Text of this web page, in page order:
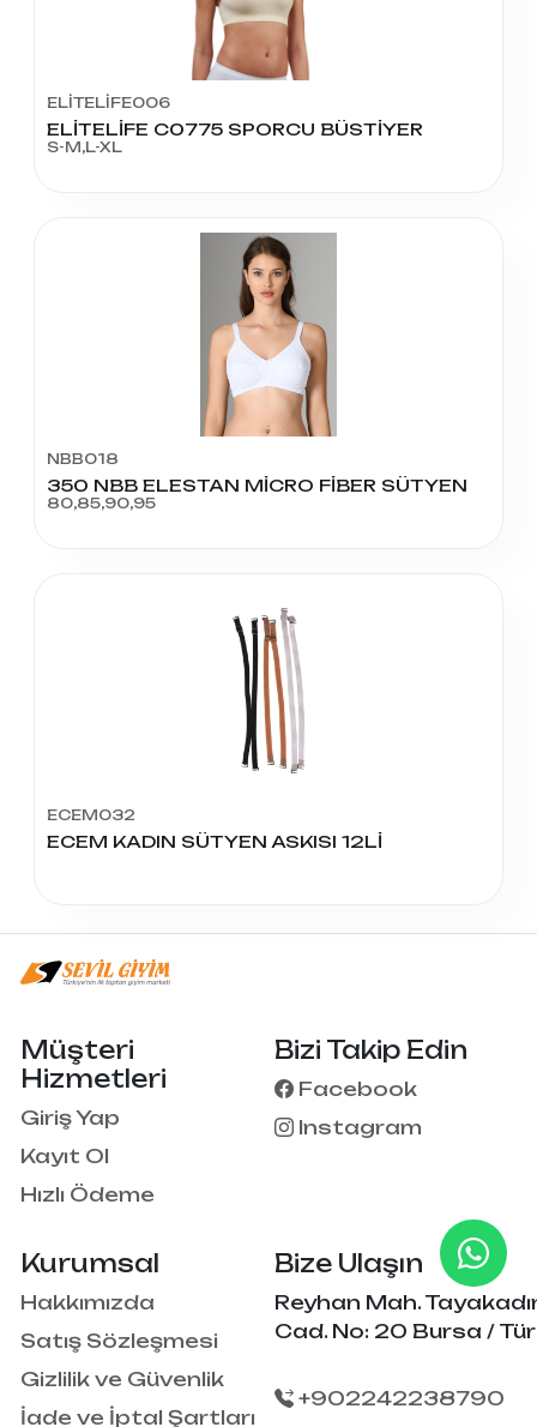
ELİTELİFE006
ELİTELİFE C0775 SPORCU BÜSTİYER
S-M,L-XL
NBB018
350 NBB ELESTAN MİCRO FİBER SÜTYEN
80,85,90,95
ECEM032
ECEM KADIN SÜTYEN ASKISI 12Lİ
Kurumsal
Hakkımızda
Satış Sözleşmesi
Gizlilik ve Güvenlik
İade ve İptal Şartları
Müşteri
Hizmetleri
Giriş Yap
Kayıt Ol
Hızlı Ödeme
Bizi Takip Edin
Facebook
Instagram
Bize Ulaşın
Reyhan Mah.
Cad. No: 20 Bursa /
+902242238790